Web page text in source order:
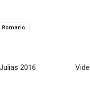
Romario
2016